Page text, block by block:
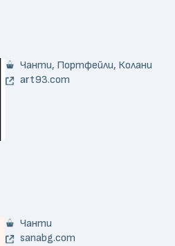
Чанти, Портфейли, Колани
art93.com
Чанти
sanabg.com